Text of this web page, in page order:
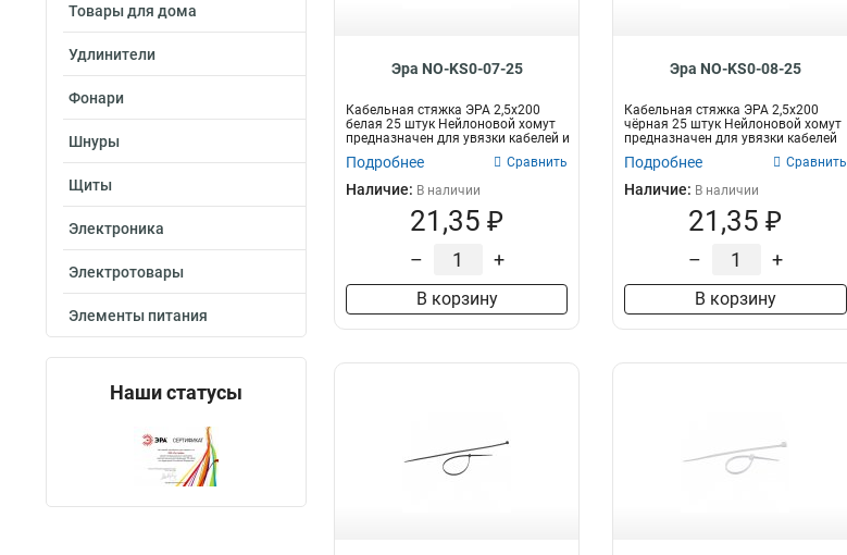
Товары для дома
Удлинители
Фонари
Шнуры
Щиты
Электроника
Электротовары
Элементы питания
Наши статусы
Эра NO-KS0-07-25
Кабельная стяжка ЭРА 2,5х200
белая 25 штук Нейлоновой хомут
предназначен для увязки кабелей и
Подробнее Сравнить
Наличие: В наличии
21,35 ₽
– +
В корзину
Эра NO-KS0-08-25
Кабельная стяжка ЭРА 2,5х200
чёрная 25 штук Нейлоновой хомут
предназначен для увязки кабелей
Подробнее Сравнить
Наличие: В наличии
21,35 ₽
– +
В корзину